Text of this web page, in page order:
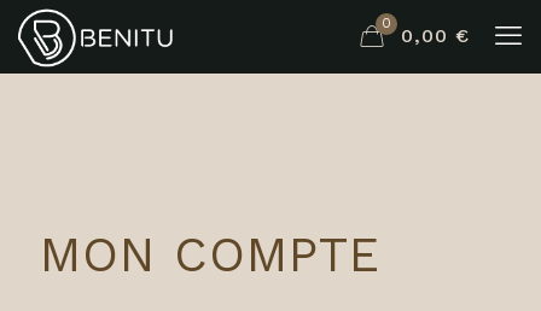
0
0,00 €
MON COMPTE